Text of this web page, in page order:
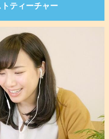
ティーチャー